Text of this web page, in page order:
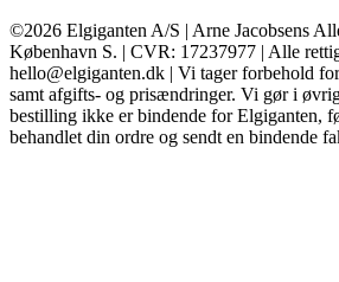
©2026 Elgiganten A/S | Arne Jacobsens
København S. | CVR: 17237977 | Alle
hello@elgiganten.dk | Vi tager forbehold
samt afgifts- og prisændringer. Vi gør i
bestilling ikke er bindende for Elgiganten,
behandlet din ordre og sendt en bindende